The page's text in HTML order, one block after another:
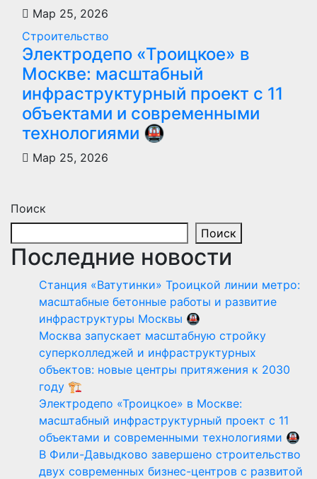
Мар 25, 2026
Строительство
Электродепо «Троицкое» в
Москве: масштабный
инфраструктурный проект с 11
объектами и современными
технологиями 🚇
Мар 25, 2026
Поиск
Поиск
Последние новости
Станция «Ватутинки» Троицкой линии метро:
масштабные бетонные работы и развитие
инфраструктуры Москвы 🚇
Москва запускает масштабную стройку
суперколледжей и инфраструктурных
объектов: новые центры притяжения к 2030
году 🏗️
Электродепо «Троицкое» в Москве:
масштабный инфраструктурный проект с 11
объектами и современными технологиями 🚇
В Фили-Давыдково завершено строительство
двух современных бизнес-центров с развитой